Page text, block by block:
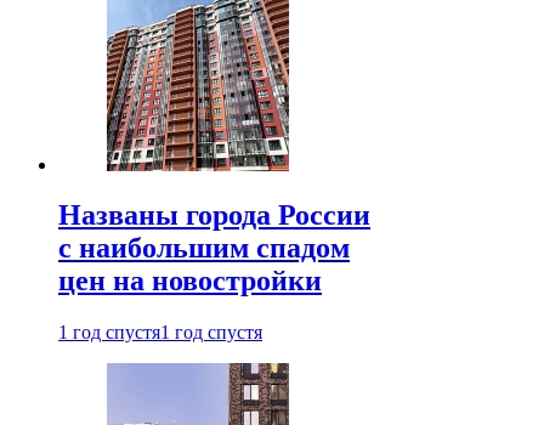
Названы города России
с наибольшим спадом
цен на новостройки
1 год спустя1 год спустя